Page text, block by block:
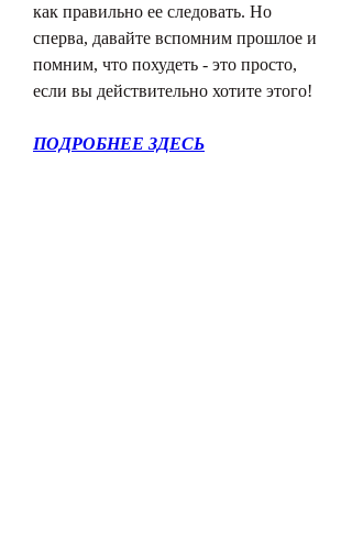
как правильно ее следовать. Но
сперва, давайте вспомним прошлое и
помним, что похудеть - это просто,
если вы действительно хотите этого!
ПОДРОБНЕЕ ЗДЕСЬ